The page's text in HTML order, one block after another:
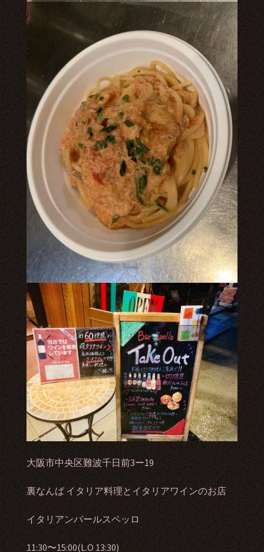
大阪市中央区難波千日前3ー19
裏なんば イタリア料理とイタリアワインのお店
イタリアンバールスペッロ
11:30〜15:00(L.O 13:30)